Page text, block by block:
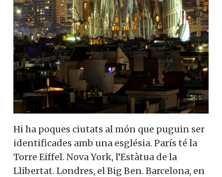
Hi ha poques ciutats al món que puguin ser
identificades amb una església. París té la
Torre Eiffel. Nova York, l’Estàtua de la
Llibertat. Londres, el Big Ben. Barcelona, en